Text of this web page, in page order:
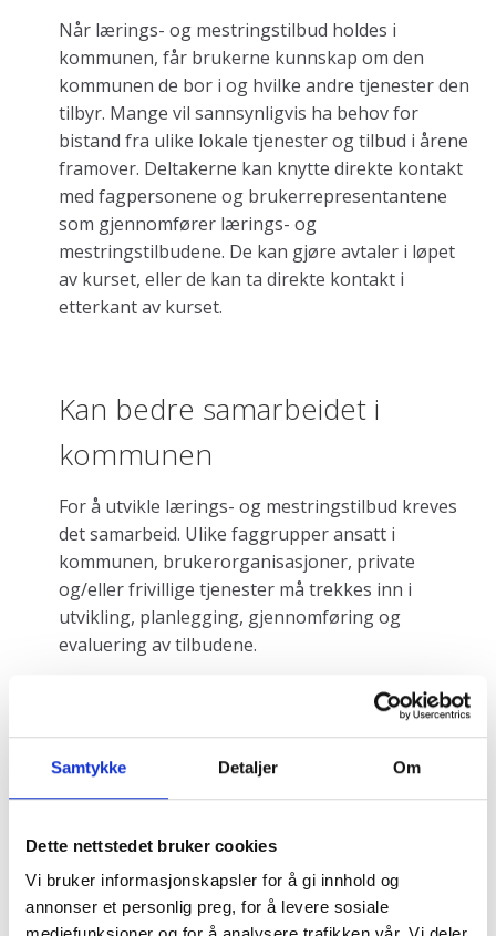
Samtykke Detaljer Om
Dette nettstedet bruker cookies
Vi bruker informasjonskapsler for å gi innhold og
annonser et personlig preg, for å levere sosiale
Når lærings- og mestringstilbud holdes i
kommunen, får brukerne kunnskap om den
kommunen de bor i og hvilke andre tjenester den
tilbyr. Mange vil sannsynligvis ha behov for
bistand fra ulike lokale tjenester og tilbud i årene
framover. Deltakerne kan knytte direkte kontakt
med fagpersonene og brukerrepresentantene
som gjennomfører lærings- og
mestringstilbudene. De kan gjøre avtaler i løpet
av kurset, eller de kan ta direkte kontakt i
etterkant av kurset.
Kan bedre samarbeidet i
kommunen
For å utvikle lærings- og mestringstilbud kreves
det samarbeid. Ulike faggrupper ansatt i
kommunen, brukerorganisasjoner, private
og/eller frivillige tjenester må trekkes inn i
utvikling, planlegging, gjennomføring og
evaluering av tilbudene.
Noen av dem som ikke hadde opparbeidet seg et
nettverk, mente at «det å samle troppene» for
en utfordring. Andre mente derimot at samarbeid
bedre samarbeid på tvers av avdelinger i
samarbeidspartnere. Samarbeidet bedres både
rundt oppfølging av den enkelte bruker og i